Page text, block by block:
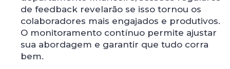
de feedback revelarão se isso tornou os
colaboradores mais engajados e produtivos.
O monitoramento contínuo permite ajustar
sua abordagem e garantir que tudo corra
bem.